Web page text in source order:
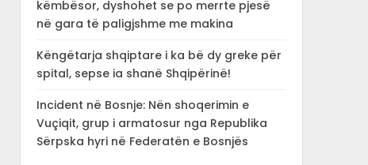
këmbësor, dyshohet se po merrte pjesë
në gara të paligjshme me makina
Këngëtarja shqiptare i ka bë dy greke për
spital, sepse ia shanë Shqipërinë!
Incident në Bosnje: Nën shoqerimin e
Vuçiqit, grup i armatosur nga Republika
Sërpska hyri në Federatën e Bosnjës